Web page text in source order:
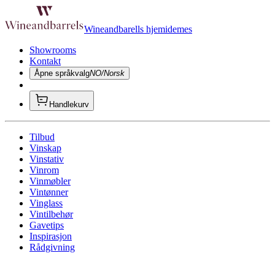
Wineandbarells hjemidemes
Showrooms
Kontakt
Åpne språkvalgNO/Norsk
Handlekurv
Tilbud
Vinskap
Vinstativ
Vinrom
Vinmøbler
Vintønner
Vinglass
Vintilbehør
Gavetips
Inspirasjon
Rådgivning